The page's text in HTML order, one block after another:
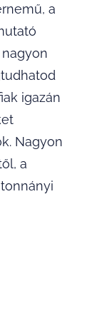
a
igazán
Nagyon
a